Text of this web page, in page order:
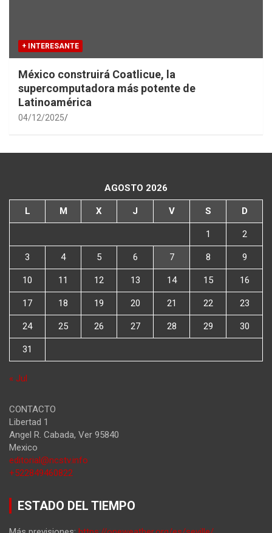
+ INTERESANTE
México construirá Coatlicue, la
supercomputadora más potente de
Latinoamérica
04/12/2025
AGOSTO 2026
L M X J V S D
1 2
3 4 5 6 7 8 9
10 11 12 13 14 15 16
17 18 19 20 21 22 23
24 25 26 27 28 29 30
31
« Jul
CONTACTO
Libertad 1
Angel R. Cabada, Ver 95840
Mexico
editorial@ncstv.info
+522849460822
ESTADO DEL TIEMPO